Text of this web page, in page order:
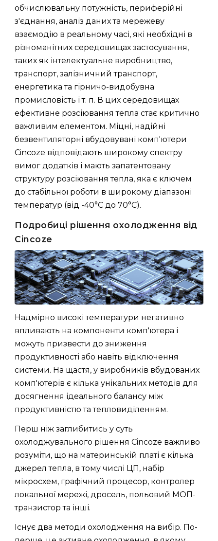
обчислювальну потужність, периферійні
з'єднання, аналіз даних та мережеву
взаємодію в реальному часі, які необхідні в
різноманітних середовищах застосування,
таких як інтелектуальне виробництво,
транспорт, залізничний транспорт,
енергетика та гірничо-видобувна
промисловість і т. п. В цих середовищах
ефективне розсіювання тепла стає критично
важливим елементом. Міцні, надійні
безвентиляторні вбудовувані комп'ютери
Cincoze відповідають широкому спектру
вимог додатків і мають запатентовану
структуру розсіювання тепла, яка є ключем
до стабільної роботи в широкому діапазоні
температур (від -40°C до 70°C).
Подробиці рішення охолодження від
Cincoze
Надмірно високі температури негативно
впливають на компоненти комп'ютера і
можуть призвести до зниження
продуктивності або навіть відключення
системи. На щастя, у виробників вбудованих
комп'ютерів є кілька унікальних методів для
досягнення ідеального балансу між
продуктивністю та тепловиділенням.
Перш ніж заглибитись у суть
охолоджувального рішення Cincoze важливо
розуміти, що на материнській платі є кілька
джерел тепла, в тому числі ЦП, набір
мікросхем, графічний процесор, контролер
локальної мережі, дросель, польовий МОП-
транзистор та інші.
Існує два методи охолодження на вибір. По-